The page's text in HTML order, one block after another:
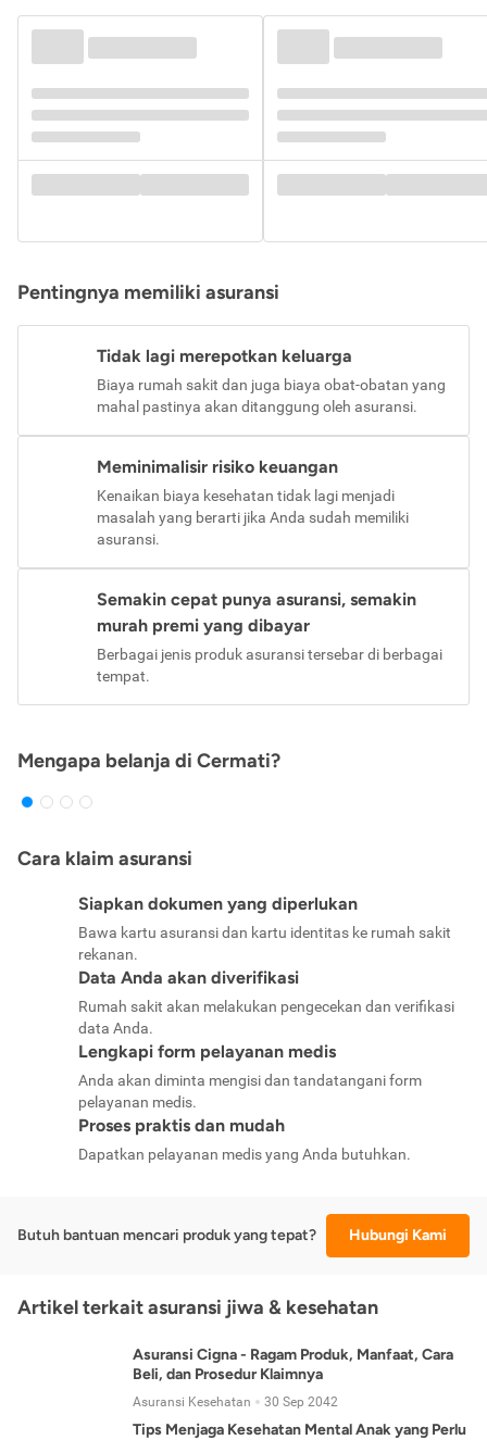
Pentingnya memiliki asuransi
Tidak lagi merepotkan keluarga
Biaya rumah sakit dan juga biaya obat-obatan yang
mahal pastinya akan ditanggung oleh asuransi.
Meminimalisir risiko keuangan
Kenaikan biaya kesehatan tidak lagi menjadi
masalah yang berarti jika Anda sudah memiliki
asuransi.
Semakin cepat punya asuransi, semakin
murah premi yang dibayar
Berbagai jenis produk asuransi tersebar di berbagai
tempat.
Mengapa belanja di Cermati?
Cara klaim asuransi
Siapkan dokumen yang diperlukan
Bawa kartu asuransi dan kartu identitas ke rumah sakit
rekanan.
Data Anda akan diverifikasi
Rumah sakit akan melakukan pengecekan dan verifikasi
data Anda.
Lengkapi form pelayanan medis
Anda akan diminta mengisi dan tandatangani form
pelayanan medis.
Proses praktis dan mudah
Dapatkan pelayanan medis yang Anda butuhkan.
Butuh bantuan mencari produk yang tepat? Hubungi Kami
Artikel terkait asuransi jiwa & kesehatan
Asuransi Cigna - Ragam Produk, Manfaat, Cara
Beli, dan Prosedur Klaimnya
Asuransi Kesehatan 30 Sep 2042
Tips Menjaga Kesehatan Mental Anak yang Perlu